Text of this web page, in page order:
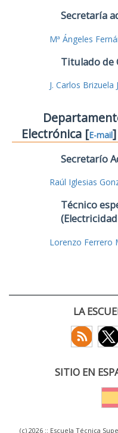
Secretaría
Mª Ángeles
Titulado de
J. Carlos Brizuela
Electrónica [E-mail
Secretarío
Raúl Iglesias
Técnico
Lorenzo Ferrero
LA
SITIO EN
(c) 2026 :: Escuela Técnica